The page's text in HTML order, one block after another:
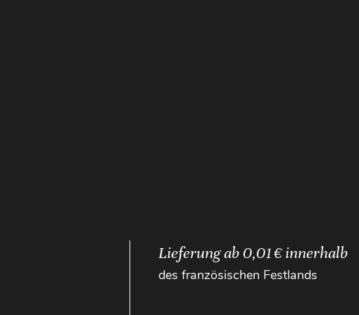
Lieferung ab 0,01 € innerhalb
des französischen Festlands